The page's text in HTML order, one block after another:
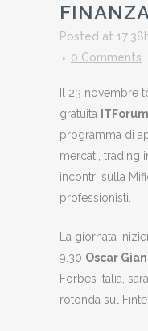
Posted at
0 Comments
Il 23 novembre
gratuita
programma di
mercati, trading
incontri sulla
professionisti.
La giornata
9.30 Oscar
Forbes Italia,
rotonda sul